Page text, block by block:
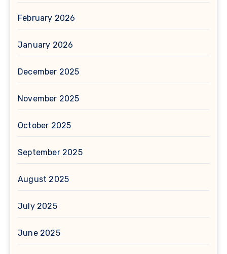
February 2026
January 2026
December 2025
November 2025
October 2025
September 2025
August 2025
July 2025
June 2025